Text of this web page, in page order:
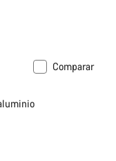
Comparar